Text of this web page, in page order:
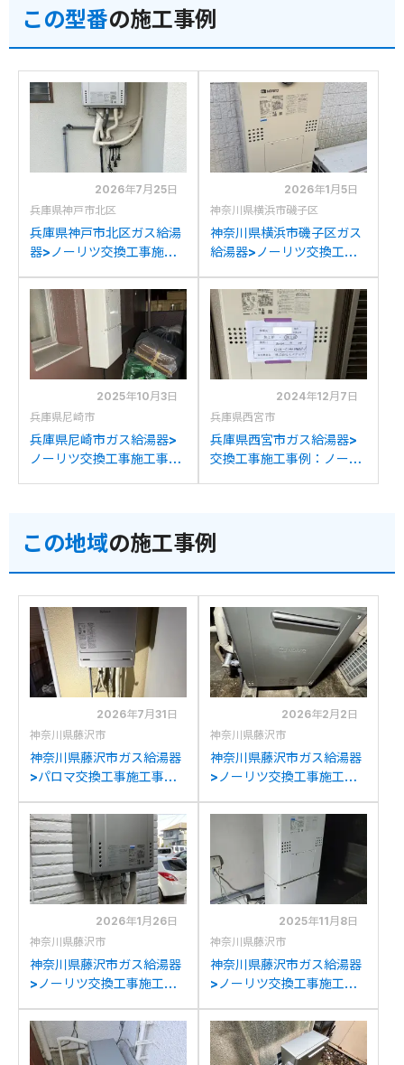
この型番の施工事例
2026年7月25日
兵庫県神戸市北区
兵庫県神戸市北区ガス給湯
器>ノーリツ交換工事施工
C040&GT-2450SWXか
らノーリツGT-2470SAW
BLへの交換
2026年1月5日
神奈川県横浜市磯子区
神奈川県横浜市磯子区ガス
給湯器>ノーリツ交換工事
2413AWXHからノーリツ
GTH-C2461AW6H-1BL
への交換
2025年10月3日
兵庫県尼崎市
兵庫県尼崎市ガス給湯器>
ノーリツ交換工事施工事
1BLへの交換
2024年12月7日
兵庫県西宮市
兵庫県西宮市ガス給湯器>
交換工事施工事例：ノーリ
換
この地域の施工事例
2026年7月31日
神奈川県藤沢市
神奈川県藤沢市ガス給湯器
>パロマ交換工事施工事
H2400AWからパロマFH-
E2422SAWLへの交換
2026年2月2日
神奈川県藤沢市
神奈川県藤沢市ガス給湯器
>ノーリツ交換工事施工事
2050(S)AXからノーリツ
GT-C2072SAR BLへの交
換
2026年1月26日
神奈川県藤沢市
神奈川県藤沢市ガス給湯器
>ノーリツ交換工事施工事
C2442SAWX-MBからノ
ーリツGT-C2472SAW BL
への交換
2025年11月8日
神奈川県藤沢市
神奈川県藤沢市ガス給湯器
>ノーリツ交換工事施工事
GTHA2403Aからノーリ
ツGTH-C2460AW3H-
1BLへの交換